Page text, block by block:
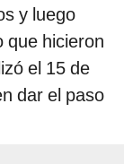
y luego
que hicieron
el 15 de
dar el paso